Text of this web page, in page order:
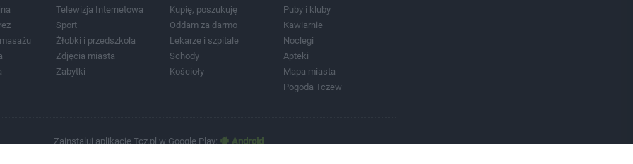
Telewizja Internetowa
Sport
Żłobki i przedszkola
Zdjęcia miasta
Zabytki
Kupię, poszukuję
Oddam za darmo
Lekarze i szpitale
Schody
Kościoły
Puby i kluby
Kawiarnie
Noclegi
Apteki
Mapa miasta
Pogoda Tczew
Zainstaluj aplikację Tcz.pl w Google Play: Android